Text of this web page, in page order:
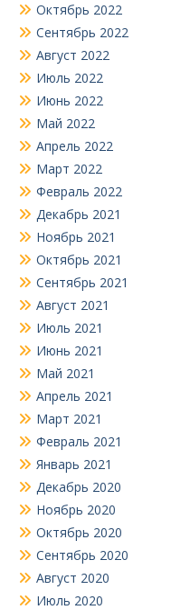
Октябрь 2022
Сентябрь 2022
Август 2022
Июль 2022
Июнь 2022
Май 2022
Апрель 2022
Март 2022
Февраль 2022
Декабрь 2021
Ноябрь 2021
Октябрь 2021
Сентябрь 2021
Август 2021
Июль 2021
Июнь 2021
Май 2021
Апрель 2021
Март 2021
Февраль 2021
Январь 2021
Декабрь 2020
Ноябрь 2020
Октябрь 2020
Сентябрь 2020
Август 2020
Июль 2020